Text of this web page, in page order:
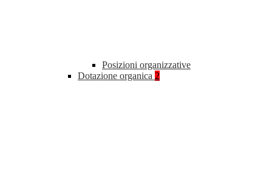
Posizioni organizzative
Dotazione organica 2